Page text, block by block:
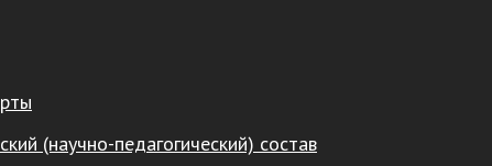
(научно-педагогический) состав